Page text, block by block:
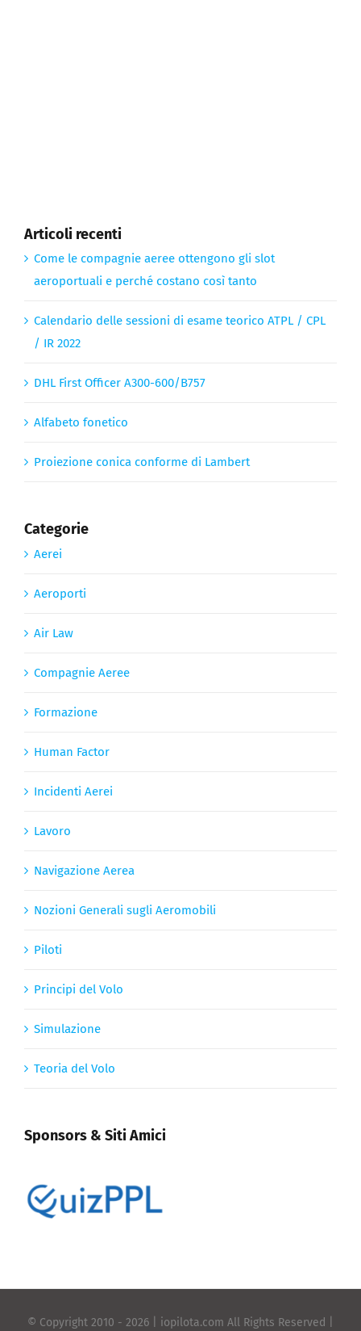
Articoli recenti
Come le compagnie aeree ottengono gli slot
aeroportuali e perché costano così tanto
Calendario delle sessioni di esame teorico ATPL / CPL
/ IR 2022
DHL First Officer A300-600/B757
Alfabeto fonetico
Proiezione conica conforme di Lambert
Categorie
Aerei
Aeroporti
Air Law
Compagnie Aeree
Formazione
Human Factor
Incidenti Aerei
Lavoro
Navigazione Aerea
Nozioni Generali sugli Aeromobili
Piloti
Principi del Volo
Simulazione
Teoria del Volo
Sponsors & Siti Amici
© Copyright 2010 - 2026 | iopilota.com All Rights Reserved |